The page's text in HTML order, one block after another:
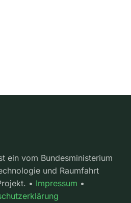
ein vom Bundesministerium
und Raumfahrt
• Impressum •